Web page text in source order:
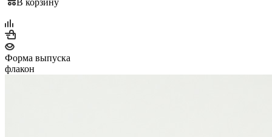
Форма выпуска
флакон